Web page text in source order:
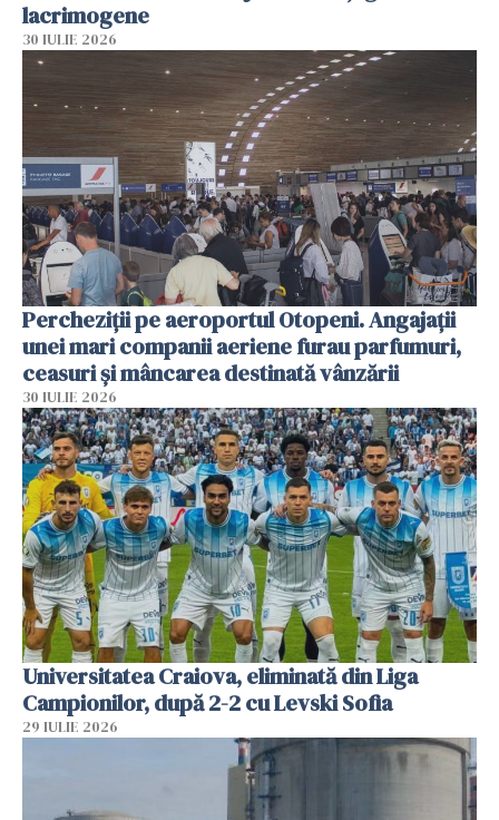
lacrimogene
30 IULIE 2026
Percheziții pe aeroportul Otopeni. Angajații
unei mari companii aeriene furau parfumuri,
ceasuri și mâncarea destinată vânzării
30 IULIE 2026
Universitatea Craiova, eliminată din Liga
Campionilor, după 2-2 cu Levski Sofia
29 IULIE 2026